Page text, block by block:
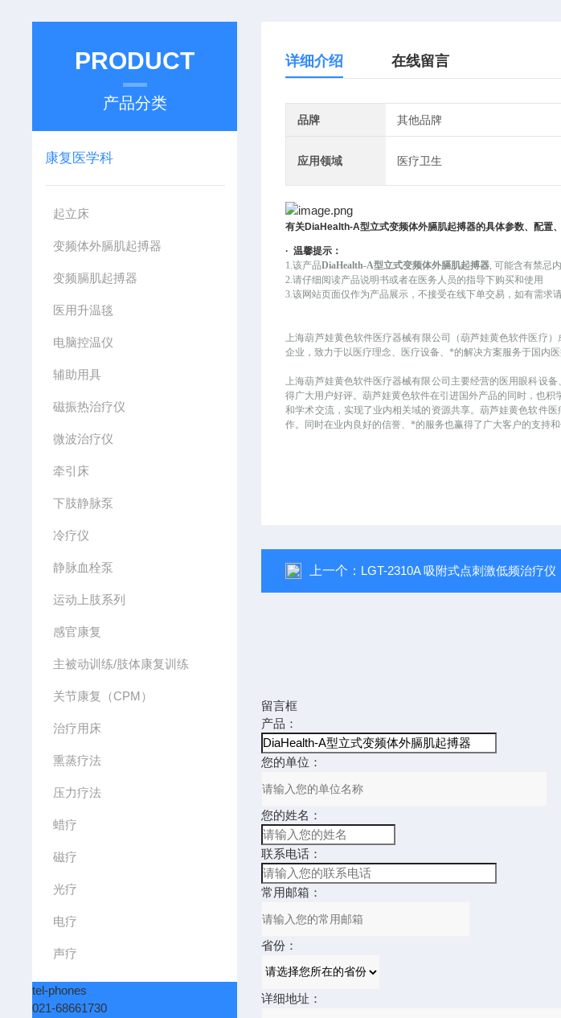
PRODUCT
产品分类
康复医学科
起立床
变频体外膈肌起搏器
变频膈肌起搏器
医用升温毯
电脑控温仪
辅助用具
磁振热治疗仪
微波治疗仪
牵引床
下肢静脉泵
冷疗仪
静脉血栓泵
运动上肢系列
感官康复
主被动训练/肢体康复训练
关节康复（CPM）
治疗用床
熏蒸疗法
压力疗法
蜡疗
磁疗
光疗
电疗
声疗
tel-phones
021-68661730
详细介绍 在线留言
品牌 其他品牌
应用领域 医疗卫生
有关DiaHealth-A型立式变频体外膈肌起搏器的具体参数、配置
·温馨提示：
1.该产品DiaHealth-A型立式变频体外膈肌起搏器, 可能含有禁忌
2.请仔细阅读产品说明书或者在医务人员的指导下购买和使用
3.该网站页面仅作为产品展示，不接受在线下单交易，如有需求
上海葫芦娃黄色软件医疗器械有限公司（葫芦娃黄色软件医疗）
企业，致力于以医疗理念、医疗设备、*的解决方案服务于国内
上海葫芦娃黄色软件医疗器械有限公司主要经营的医用眼科设
得广大用户好评。葫芦娃黄色软件在引进国外产品的同时，也
和学术交流，实现了业内相关域的资源共享。葫芦娃黄色软件
作。同时在业内良好的信誉、*的服务也赢得了广大客户的支持和
上一个： LGT-2310A 吸附式点刺激低频治疗仪
留言框
产品：
您的单位：
您的姓名：
联系电话：
常用邮箱：
省份：
详细地址：